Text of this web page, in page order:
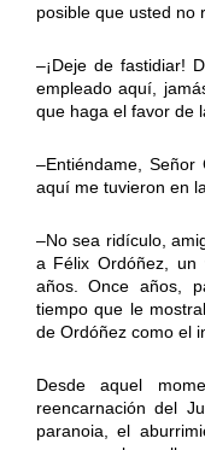
posible que usted no
–¡Deje de fastidiar!
empleado aquí,
que haga el favor de
–Entiéndame,
aquí me tuvieron en
–No sea ridículo,
a Félix Ordóñez, un
años. Once años,
tiempo que le
de Ordóñez como el
Desde aquel
reencarnación del
paranoia, el